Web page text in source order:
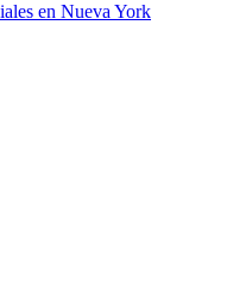
en Nueva York